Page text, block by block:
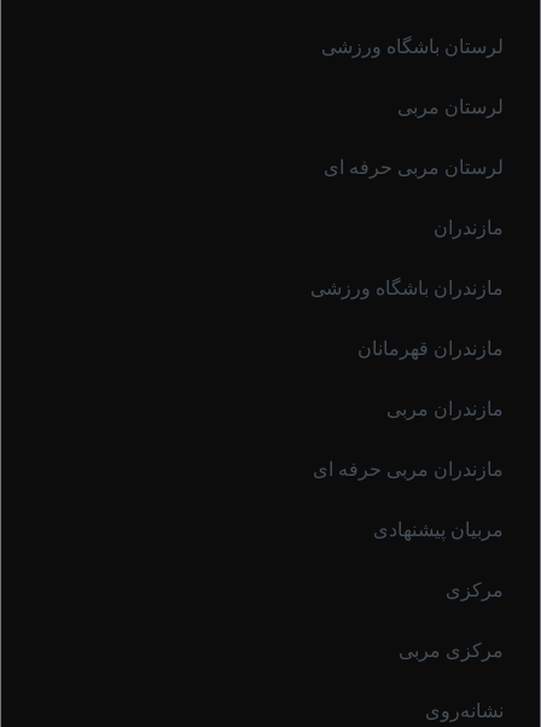
لرستان باشگاه ورزشی
لرستان مربی
لرستان مربی حرفه ای
مازندران
مازندران باشگاه ورزشی
مازندران قهرمانان
مازندران مربی
مازندران مربی حرفه ای
مربیان پیشنهادی
مرکزی
مرکزی مربی
نشانه‌روی